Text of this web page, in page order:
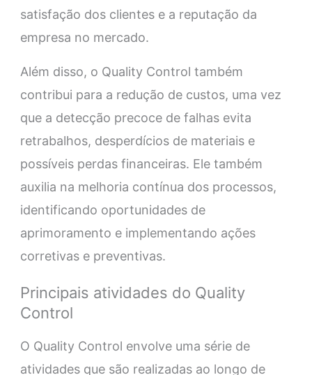
satisfação dos clientes e a reputação da
empresa no mercado.
Além disso, o Quality Control também
contribui para a redução de custos, uma vez
que a detecção precoce de falhas evita
retrabalhos, desperdícios de materiais e
possíveis perdas financeiras. Ele também
auxilia na melhoria contínua dos processos,
identificando oportunidades de
aprimoramento e implementando ações
corretivas e preventivas.
Principais atividades do Quality
Control
O Quality Control envolve uma série de
atividades que são realizadas ao longo de